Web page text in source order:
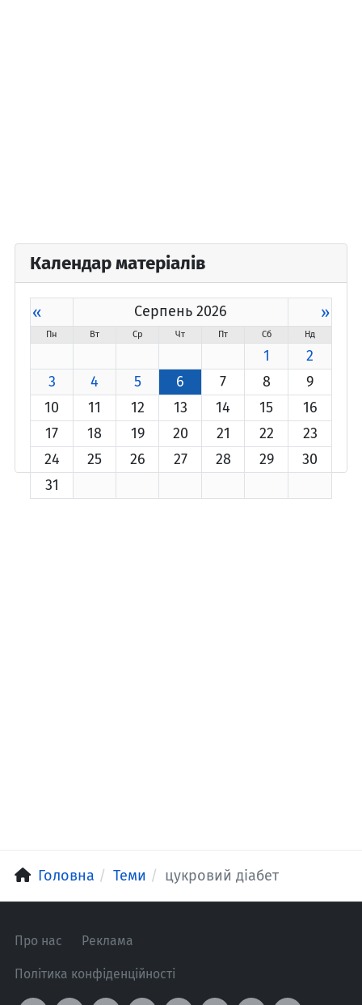
Календар матеріалів
« Серпень 2026 »
Пн Вт Ср Чт Пт Сб Нд
1
2
3
4 5 6 7 8
9
10
11 12 13 14 15
16
17
18 19 20 21 22
23
24
25 26 27 28 29
30
31
Головна Теми цукровий діабет
Про нас Реклама
Політика конфіденційності